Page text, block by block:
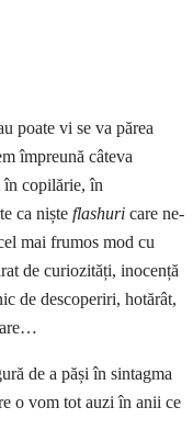
poate vi se va părea
împreună câteva
în copilărie, în
ca niște flashuri care ne-
mai frumos mod cu
de curiozități, inocență
de descoperiri, hotărât,
de a păși în sintagma
o vom tot auzi în anii ce